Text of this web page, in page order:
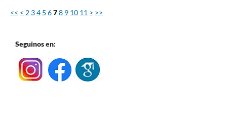
<< < 2 34 5 678 9 10 11 > >>
Seguinos en: